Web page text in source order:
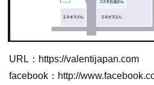
URL：https://valentijapan.com
facebook：http://